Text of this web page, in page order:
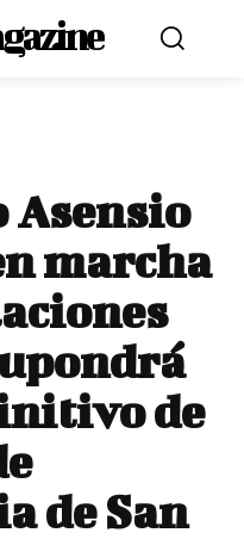
Asensio
marcha
de
de San